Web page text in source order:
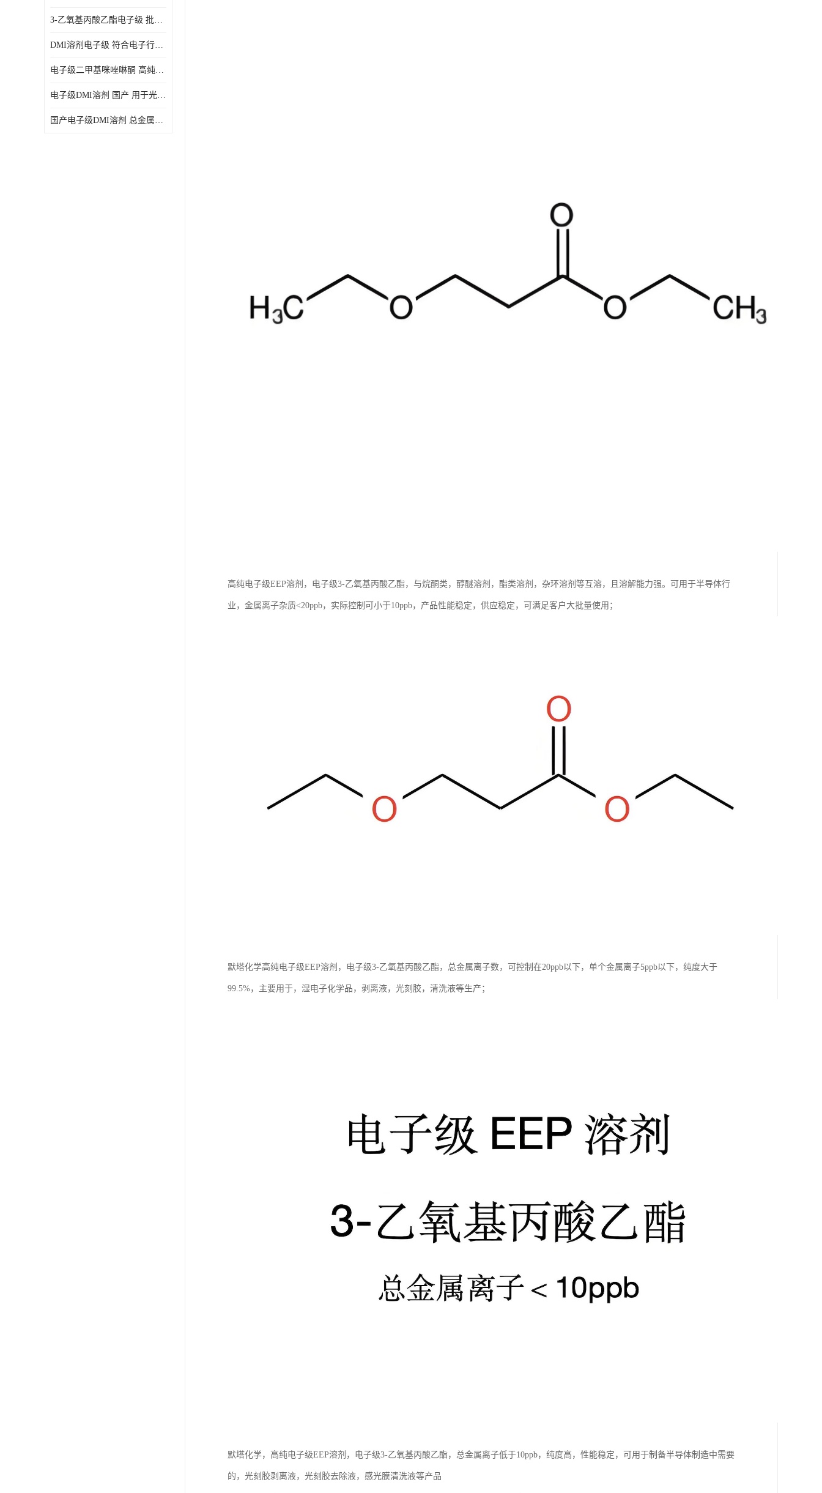
3-乙氧基丙酸乙酯电子级 批量供应
DMI溶剂电子级 符合电子行业要求
电子级二甲基咪唑啉酮 高纯度 用于光阻
电子级DMI溶剂 国产 用于光刻胶
国产电子级DMI溶剂 总金属小于20ppb 用于半导体清洗
高纯电子级EEP溶剂，电子级3-乙氧基丙酸乙酯，与烷酮类，醇醚溶剂，酯类溶剂，杂环溶剂等互溶，且溶解能力强。可用于半导体行
业，金属离子杂质<20ppb，实际控制可小于10ppb，产品性能稳定，供应稳定，可满足客户大批量使用；
默塔化学高纯电子级EEP溶剂，电子级3-乙氧基丙酸乙酯，总金属离子数，可控制在20ppb以下，单个金属离子5ppb以下，纯度大于
99.5%，主要用于，湿电子化学品，剥离液，光刻胶，清洗液等生产；
默塔化学，高纯电子级EEP溶剂，电子级3-乙氧基丙酸乙酯，总金属离子低于10ppb，纯度高，性能稳定，可用于制备半导体制造中需要
的，光刻胶剥离液，光刻胶去除液，感光膜清洗液等产品